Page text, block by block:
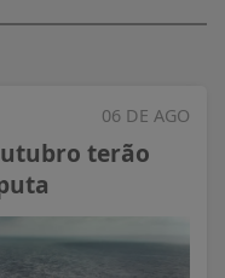
06 DE AGO
terão